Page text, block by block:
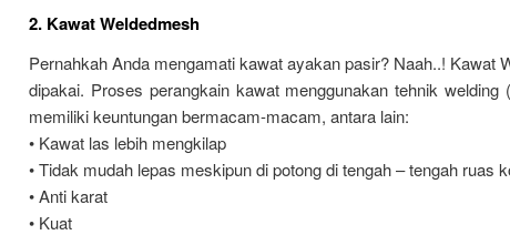
2. Kawat Weldedmesh
Pernahkah Anda mengamati kawat ayakan pasir? Naah..! Kawat
dipakai. Proses perangkain kawat menggunakan tehnik welding
memiliki keuntungan bermacam-macam, antara lain:
• Kawat las lebih mengkilap
• Tidak mudah lepas meskipun di potong di tengah – tengah ruas
• Anti karat
• Kuat